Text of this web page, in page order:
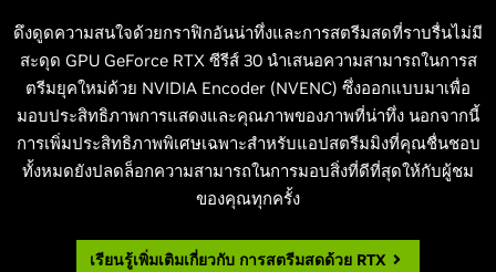
ดึงดูดความสนใจด้วยกราฟิกอันน่าทึ่งและการสตรีมสดที่ราบรื่นไม่มี
สะดุด GPU GeForce RTX ซีรีส์ 30 นำเสนอความสามารถในการส
ตรีมยุคใหม่ด้วย NVIDIA Encoder (NVENC) ซึ่งออกแบบมาเพื่อ
มอบประสิทธิภาพการแสดงและคุณภาพของภาพที่น่าทึ่ง นอกจากนี้
การเพิ่มประสิทธิภาพพิเศษเฉพาะสำหรับแอปสตรีมมิงที่คุณชื่นชอบ
ทั้งหมดยังปลดล็อกความสามารถในการมอบสิ่งที่ดีที่สุดให้กับผู้ชม
ของคุณทุกครั้ง
เรียนรู้เพิ่มเติมเกี่ยวกับ การสตรีมสดด้วย RTX